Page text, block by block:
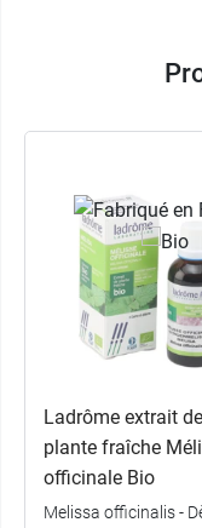
Ladrôme extrait de
plante fraîche
officinale Bio
Melissa officinalis -